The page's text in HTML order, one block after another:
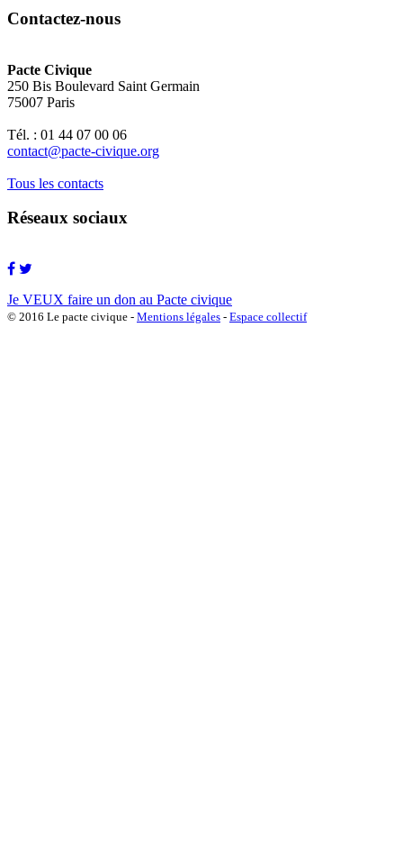
Contactez-nous
Pacte Civique
250 Bis Boulevard Saint Germain
75007 Paris
Tél. : 01 44 07 00 06
contact@pacte-civique.org
Tous les contacts
Réseaux sociaux
Je VEUX faire un don au Pacte civique
© 2016 Le pacte civique - Mentions légales - Espace collectif